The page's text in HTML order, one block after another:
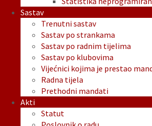
Sastav
Trenutni sastav
Sastav po strankama
Sastav po radnim tijelima
Sastav po klubovima
Vijećnici kojima je prestao
Radna tijela
Prethodni mandati
Akti
Statut